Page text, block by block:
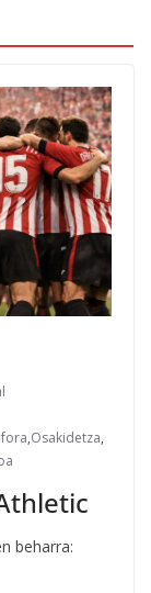
,Osakidetza,
beharra: